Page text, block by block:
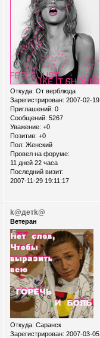
Откуда: От верблюда
Зарегистрирован: 2007-02-19
Приглашений: 0
Сообщений: 5267
Уважение: +0
Позитив: +0
Пол: Женский
Провел на форуме:
11 дней 22 часа
Последний визит:
2007-11-29 19:11:17
k@детk@
Ветеран
Откуда: Саранск
Зарегистрирован: 2007-03-05